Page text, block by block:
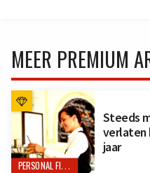
MEER PREMIUM
PERSONAL FINANCE
Steeds
verlaten
jaar